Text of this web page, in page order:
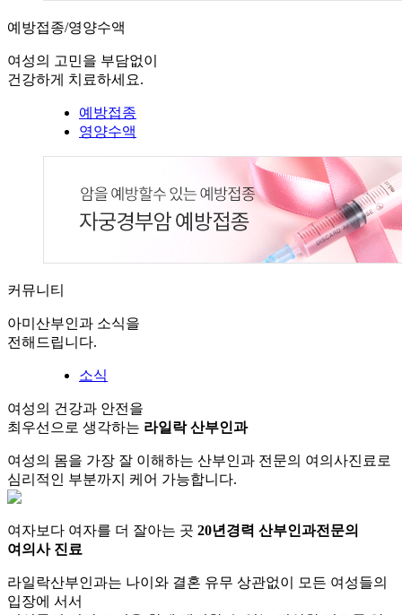
예방접종/영양수액
여성의 고민을 부담없이
건강하게 치료하세요.
예방접종
영양수액
커뮤니티
아미산부인과 소식을
전해드립니다.
소식
여성의 건강과 안전을
최우선으로 생각하는 라일락 산부인과
여성의 몸을 가장 잘 이해하는 산부인과 전문의 여의사진료로
심리적인 부분까지 케어 가능합니다.
여자보다 여자를 더 잘아는 곳 20년경력 산부인과전문의
여의사 진료
라일락산부인과는 나이와 결혼 유무 상관없이 모든 여성들의
입장에 서서